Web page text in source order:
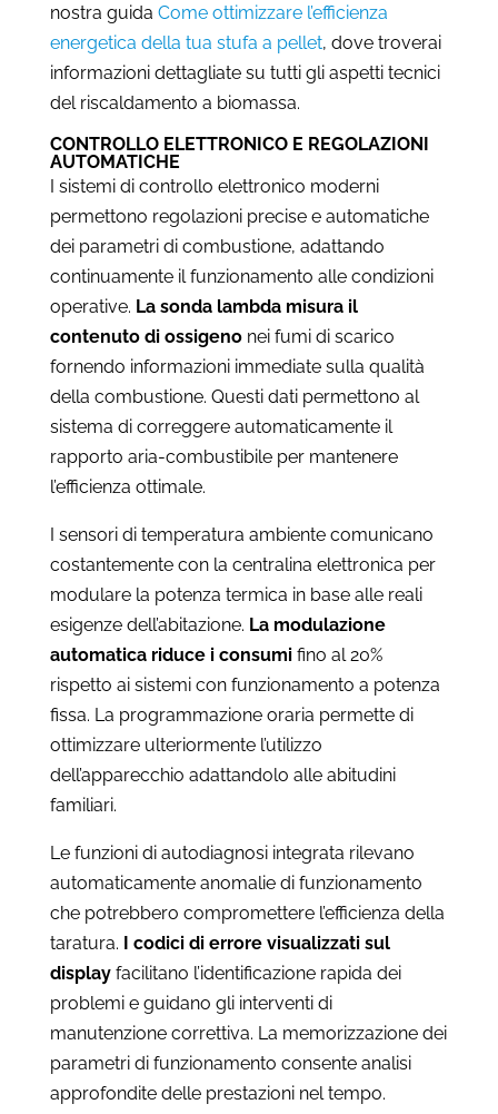
nostra guida Come ottimizzare l’efficienza
energetica della tua stufa a pellet, dove troverai
informazioni dettagliate su tutti gli aspetti tecnici
del riscaldamento a biomassa.
CONTROLLO ELETTRONICO E REGOLAZIONI
AUTOMATICHE
I sistemi di controllo elettronico moderni
permettono regolazioni precise e automatiche
dei parametri di combustione, adattando
continuamente il funzionamento alle condizioni
operative. La sonda lambda misura il
contenuto di ossigenonei fumi di scarico
fornendo informazioni immediate sulla qualità
della combustione. Questi dati permettono al
sistema di correggere automaticamente il
rapporto aria-combustibile per mantenere
l’efficienza ottimale.
I sensori di temperatura ambiente comunicano
costantemente con la centralina elettronica per
modulare la potenza termica in base alle reali
esigenze dell’abitazione. La modulazione
automatica riduce i consumifino al 20%
rispetto ai sistemi con funzionamento a potenza
fissa. La programmazione oraria permette di
ottimizzare ulteriormente l’utilizzo
dell’apparecchio adattandolo alle abitudini
familiari.
Le funzioni di autodiagnosi integrata rilevano
automaticamente anomalie di funzionamento
che potrebbero compromettere l’efficienza della
taratura. I codici di errore visualizzati sul
displayfacilitano l’identificazione rapida dei
problemi e guidano gli interventi di
manutenzione correttiva. La memorizzazione dei
parametri di funzionamento consente analisi
approfondite delle prestazioni nel tempo.